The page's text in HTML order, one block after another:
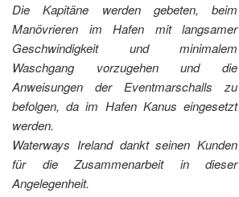
Die Kapitäne werden gebeten, beim
Manövrieren im Hafen mit langsamer
Geschwindigkeit und minimalem
Waschgang vorzugehen und die
Anweisungen der Eventmarschalls zu
befolgen, da im Hafen Kanus eingesetzt
werden.
Waterways Ireland dankt seinen Kunden
für die Zusammenarbeit in dieser
Angelegenheit.